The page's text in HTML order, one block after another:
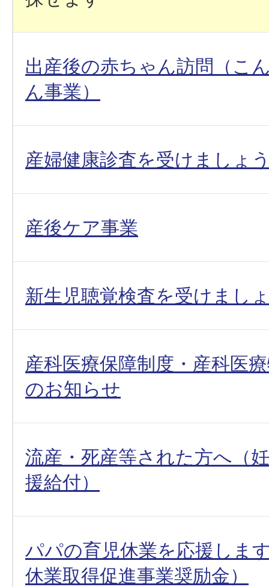
出産後の赤ちゃん訪問（こ
ん事業）
産婦健康診査を受けましょ
産後ケア事業
新生児聴覚検査を受けまし
産科医療保障制度・産科医
のお知らせ
流産・死産等された方へ（
援給付）
パパの育児休業を応援しま
休業取得促進事業奨励金）